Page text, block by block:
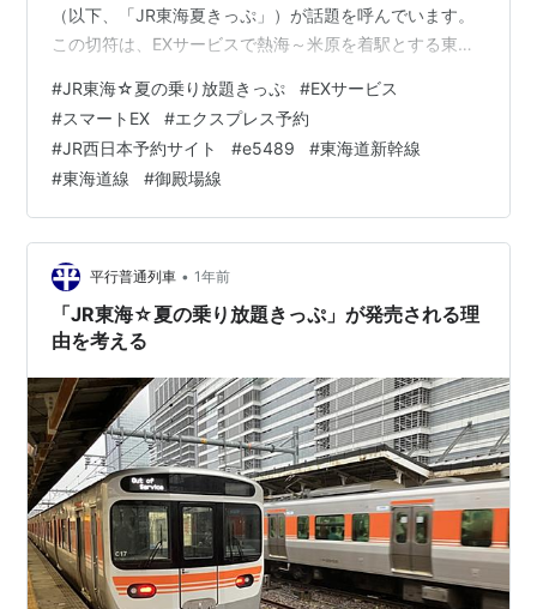
（以下、「JR東海夏きっぷ」）が話題を呼んでいます。
この切符は、EXサービスで熱海～米原を着駅とする東海
です。 これは、東京～熱海と新大阪～米原の在来線はJR
所管でないため、この２区間をJR東海が所管する東海道
新幹線に乗ってきてもらって、新幹線下車駅で「JR東海
夏きっぷ」を発券することにより、東京～熱海の在来線
を受け持つJR東日本、同じく新大阪～米原のJR西日本か
ら、JR東海の自社収入に…
#JR東海☆夏の乗り放題きっぷ #EXサービス
#スマートEX #エクスプレス予約
#JR西日本予約サイト #e5489 #東海道新幹線
#東海道線 #御殿場線
平行普通列車 • 1年前
「JR東海☆夏の乗り放題きっぷ」が発売される理
由を考える